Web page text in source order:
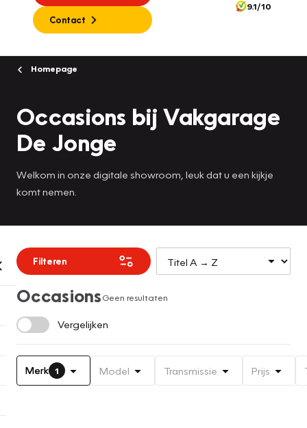
Contact
9.1/10
Homepage
Occasions bij Vakgarage
De Jonge
Welkom in onze digitale showroom, leuk dat u een kijkje
komt nemen.
Filteren
OccasionsGeen resultaten
Vergelijken
Merk 1 Model Transmissie Prijs